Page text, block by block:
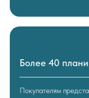
Более 40
Покупателям